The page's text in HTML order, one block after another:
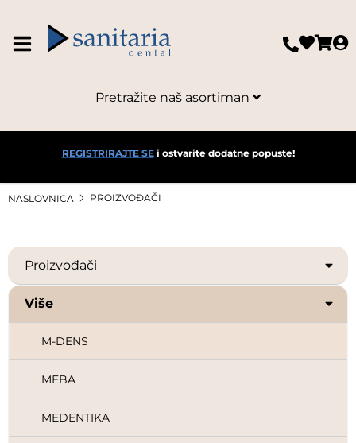
Pretražite naš asortiman
REGISTRIRAJTE SEi ostvarite dodatne popuste!
NASLOVNICA PROIZVOĐAČI
Proizvođači
Više
KURARAY
LM DENTAL
LOLA RIBAR
MATIVO
MAVIG
M-DENS
MEBA
MEDENTIKA